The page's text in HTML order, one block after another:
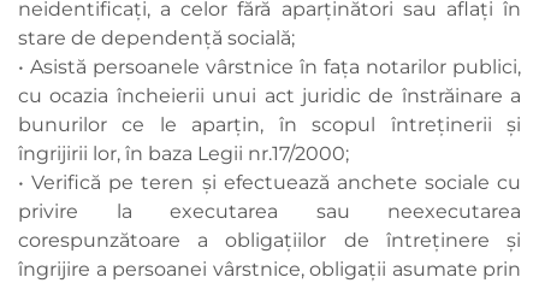
neidentificați, a celor fără aparținători sau aflați în
stare de dependență socială;
• Asistă persoanele vârstnice în faţa notarilor publici,
cu ocazia încheierii unui act juridic de înstrăinare a
bunurilor ce le aparţin, în scopul întreţinerii şi
îngrijirii lor, în baza Legii nr.17/2000;
• Verifică pe teren şi efectuează anchete sociale cu
privire la executarea sau neexecutarea
corespunzătoare a obligaţiilor de întreţinere şi
îngrijire a persoanei vârstnice, obligaţii asumate prin